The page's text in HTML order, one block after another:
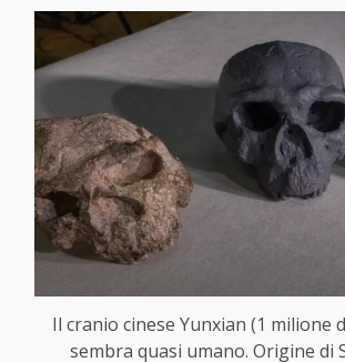
Il cranio cinese Yunxian (1 milione
sembra quasi umano. Origine di